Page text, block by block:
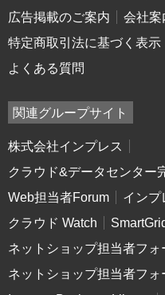
広告掲載のご案内
会社案
特定商取引法に基づく表示
よくある質問
関連グループサイト
株式会社インプレス
クラウド&データセンター
Web担当者Forum
インプ
クラウド Watch
ネットショップ担当者フォ
ネットショップ担当者フ